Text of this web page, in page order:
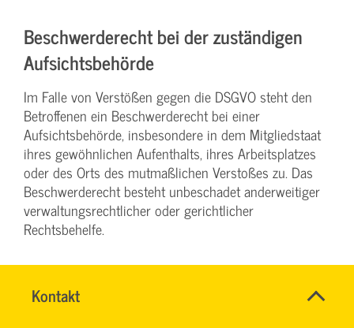
Kontakt
Name*
Beschwerde­recht bei der zuständigen
Aufsichts­behörde
Im Falle von Verstößen gegen die DSGVO steht den
Betroffenen ein Beschwerderecht bei einer
Aufsichtsbehörde, insbesondere in dem Mitgliedstaat
ihres gewöhnlichen Aufenthalts, ihres Arbeitsplatzes
oder des Orts des mutmaßlichen Verstoßes zu. Das
Beschwerderecht besteht unbeschadet anderweitiger
verwaltungsrechtlicher oder gerichtlicher
Rechtsbehelfe.